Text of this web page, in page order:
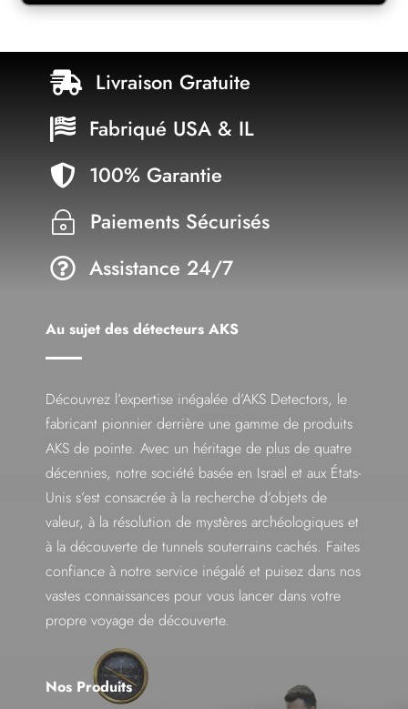
 Livraison Gratuite
 Fabriqué USA & IL
 100% Garantie
~ Paiements Sécurisés
 Assistance 24/7
Au sujet des détecteurs AKS
Découvrez l’expertise inégalée d’AKS Detectors, le
fabricant pionnier derrière une gamme de produits
AKS de pointe. Avec un héritage de plus de quatre
décennies, notre société basée en Israël et aux États-
Unis s’est consacrée à la recherche d’objets de
valeur, à la résolution de mystères archéologiques et
à la découverte de tunnels souterrains cachés. Faites
confiance à notre service inégalé et puisez dans nos
vastes connaissances pour vous lancer dans votre
propre voyage de découverte.
Nos Produits